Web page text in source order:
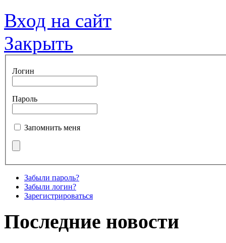
Вход на сайт
Закрыть
Логин
Пароль
Запомнить меня
Забыли пароль?
Забыли логин?
Зарегистрироваться
Последние новости